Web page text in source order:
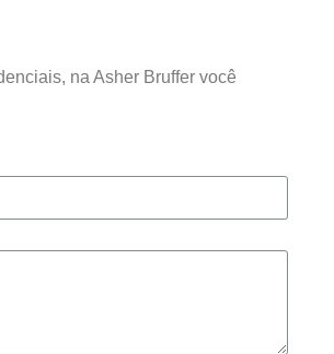
na Asher Bruffer você